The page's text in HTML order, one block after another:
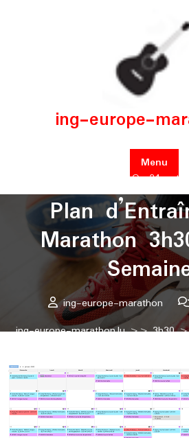
ing-europe-
Menu
Posted On 24
Plan
Marathon
ing-europe-marathon
ing-europe-marathon.lu>>3h30